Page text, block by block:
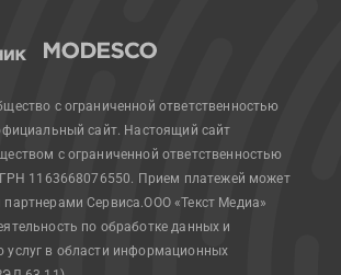
с ограниченной ответственностью
сайт. Настоящий сайт
с ограниченной ответственностью
1163668076550. Прием платежей может
партнерами Сервиса.ООО «Текст Медиа»
по обработке данных и
услуг в области информационных